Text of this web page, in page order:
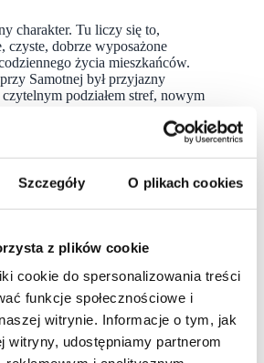
Szczegóły O plikach cookies
z plików cookie
cookie do spersonalizowania treści
funkcje społecznościowe i
witrynie. Informacje o tym, jak
witryny, udostępniamy partnerom
charakter. Tu liczy się to,
czyste, dobrze wyposażone
życia mieszkańców.
Samotnej był przyjazny
podziałem stref, nowym
dobrą klimatyzacją
dopiero zaczynają. To nasza
Fitness Gyms i chcemy,
do którego dobrze się wraca”
Świder, właścicieleXtreme Fitness
fitness. W dużych miastach
miejsca dobrze osadzone
osiedli, codziennych tras
to właśnie odległość, dostępność
i komfort klubu decydują o tym,
postanowieniem,
tygodnia.